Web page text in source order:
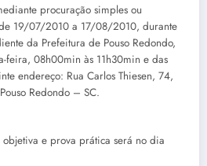
procuração simples ou
19/07/2010 a 17/08/2010, durante
da Prefeitura de Pouso Redondo,
feira, 08h00min às 11h30min e das
endereço: Rua Carlos Thiesen, 74,
Redondo – SC.
e prova prática será no dia